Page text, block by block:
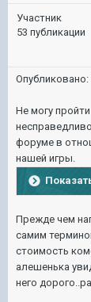
Участник
53 публикации
Опубликовано:
Не могу
форуме в
нашей игры.
Прежде чем
самим
стоимость
алешенька
него